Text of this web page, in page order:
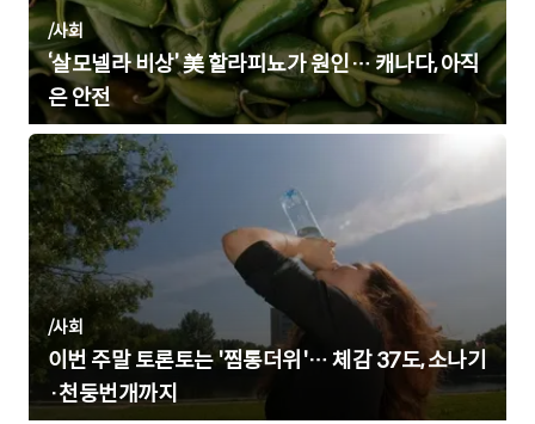
/사회
‘살모넬라 비상’ 美 할라피뇨가 원인… 캐나다, 아직
은 안전
/사회
이번 주말 토론토는 '찜통더위'… 체감 37도, 소나기
·천둥번개까지